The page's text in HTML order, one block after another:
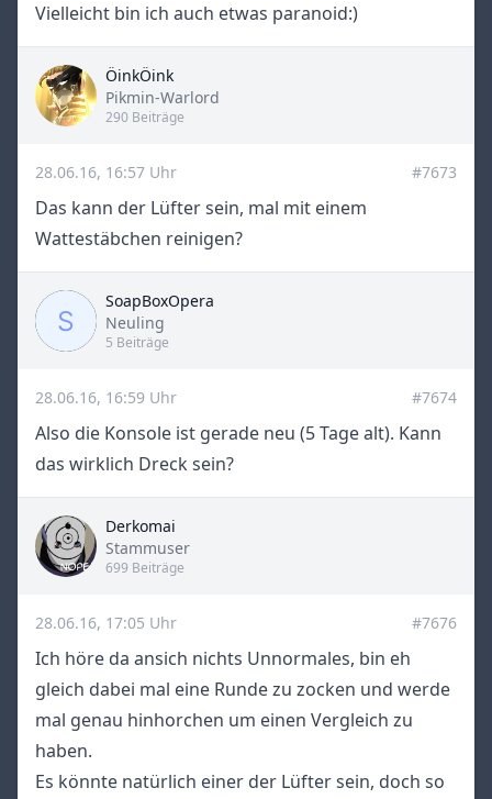
Vielleicht bin ich auch etwas paranoid:)
ÖinkÖink
Title
Pikmin-Warlord
290 Beiträge
28.06.16, 16:57 Uhr #7673
Das kann der Lüfter sein, mal mit einem
Wattestäbchen reinigen?
SoapBoxOpera
Title
Neuling
5 Beiträge
28.06.16, 16:59 Uhr #7674
Also die Konsole ist gerade neu (5 Tage alt). Kann
das wirklich Dreck sein?
Derkomai
Title
Stammuser
699 Beiträge
28.06.16, 17:05 Uhr #7676
Ich höre da ansich nichts Unnormales, bin eh
gleich dabei mal eine Runde zu zocken und werde
mal genau hinhorchen um einen Vergleich zu
haben.
Es könnte natürlich einer der Lüfter sein, doch so